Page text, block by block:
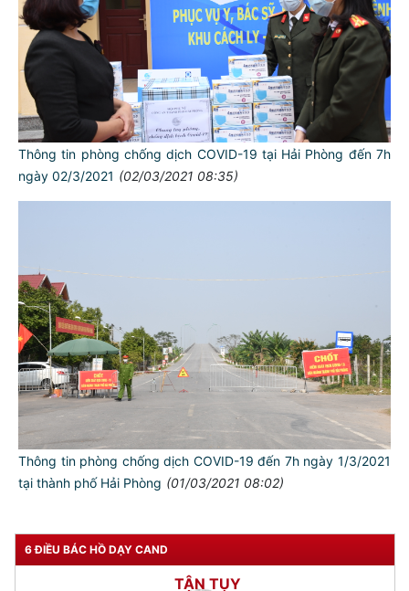
Thông tin phòng chống dịch COVID-19 tại Hải Phòng đến 7h
ngày 02/3/2021 (02/03/2021 08:35)
Thông tin phòng chống dịch COVID-19 đến 7h ngày 1/3/2021
tại thành phố Hải Phòng (01/03/2021 08:02)
6 ĐIỀU BÁC HỒ DẠY CAND
Đối với tự mình, phải
Đối với đồng sự, phải
THÂN ÁI GIÚP ĐỠ
Đối với chính phủ, phải
TUYỆT ĐỐI TRUNG THÀNH
Đối với nhân dân, phải
KÍNH TRỌNG LỄ PHÉP
Đối với địch, phải
CƯƠNG QUYẾT, KHÔN KHÉO